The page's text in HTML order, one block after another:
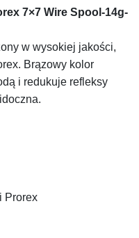
7×7 Wire Spool-14g-
w wysokiej jakości,
Brązowy kolor
i redukuje refleksy
Prorex